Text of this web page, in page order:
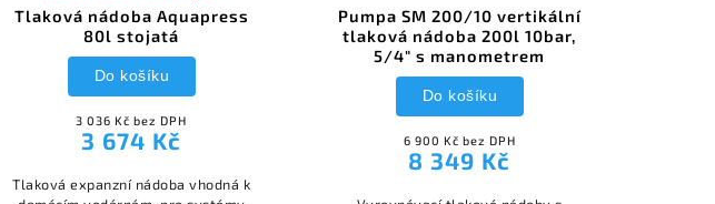
Tlaková nádoba Aquapress
80l stojatá
3 036 Kč bez DPH
3 674 Kč
Do košíku
Tlaková expanzní nádoba vhodná k
Pumpa SM 200/10 vertikální
tlaková nádoba 200l 10bar,
5/4" s manometrem
6 900 Kč bez DPH
8 349 Kč
Do košíku